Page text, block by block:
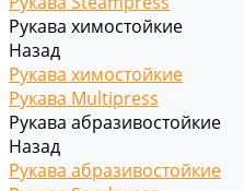
Рукава химостойкие
Назад
Рукава химостойкие
Рукава Multipress
Рукава абразивостойкие
Назад
Рукава абразивостойкие